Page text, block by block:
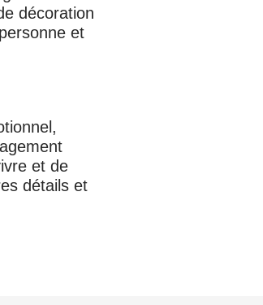
décoration
et
et de
détails et